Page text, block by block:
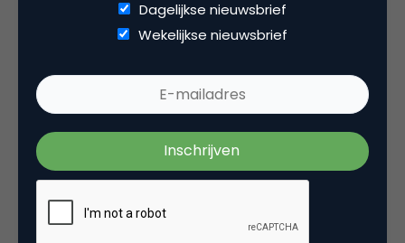
media
Damn, hoe heb ik die nu kunnen missen? 😉
3 maart 2006 om 19:52
Dagelijkse nieuwsbrief
Wekelijkse nieuwsbrief